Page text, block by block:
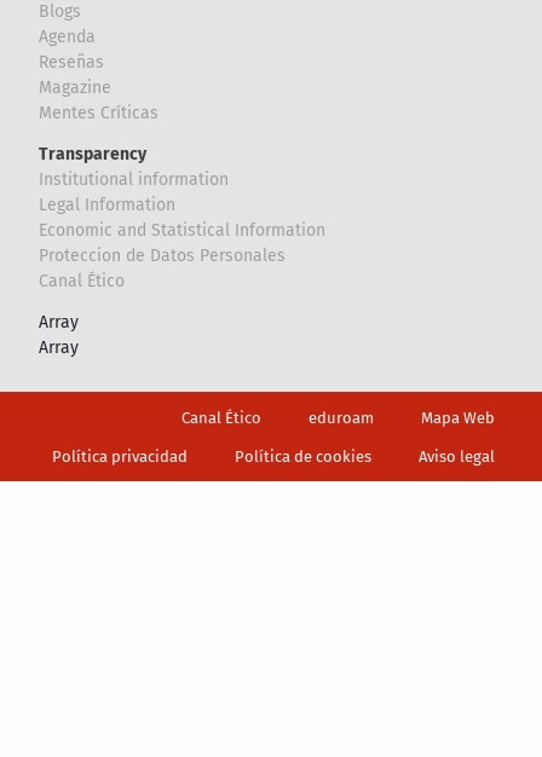
Blogs
Agenda
Reseñas
Magazine
Mentes Críticas
Transparency
Institutional information
Legal Information
Economic and Statistical Information
Proteccion de Datos Personales
Canal Ético
Array
Array
Canal Ético eduroam Mapa Web
Política privacidad Política de cookies Aviso legal